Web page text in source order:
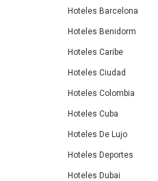
Hoteles Barcelona
Hoteles Benidorm
Hoteles Caribe
Hoteles Ciudad
Hoteles Colombia
Hoteles Cuba
Hoteles De Lujo
Hoteles Deportes
Hoteles Dubai